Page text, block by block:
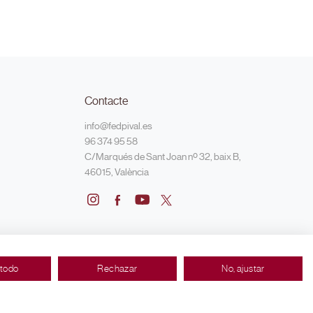
Rechazar No, ajustar
Contacte
info@fedpival.es
96 374 95 58
C/Marqués de Sant Joan nº 32, baix B,
46015, València